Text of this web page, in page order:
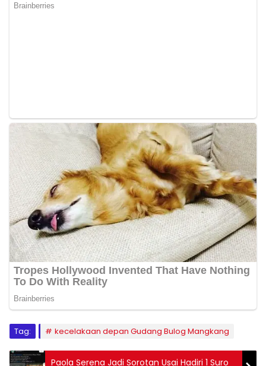
Tag: kecelakaan depan Gudang Bulog Mangkang
Paola Serena Jadi Sorotan Usai Hadiri 1 Suro